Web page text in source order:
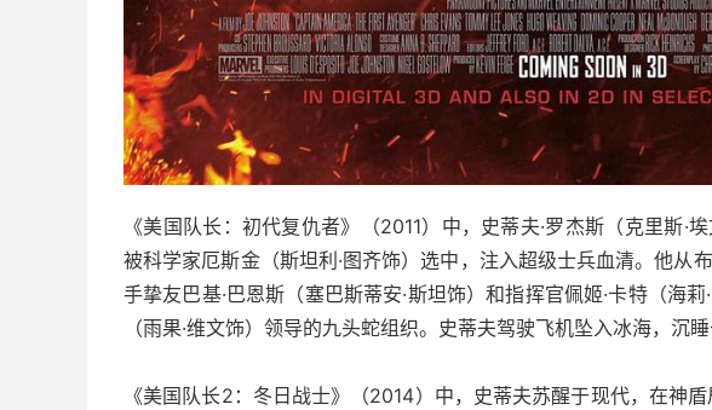
《美国队长：初代复仇者》（2011）中，史蒂夫·罗杰斯（克里斯·
被科学家厄斯金（斯坦利·图齐饰）选中，注入超级士兵血清。他从
手挚友巴基·巴恩斯（塞巴斯蒂安·斯坦饰）和指挥官佩姬·卡特（海
（雨果·维文饰）领导的九头蛇组织。史蒂夫驾驶飞机坠入冰海，沉睡
《美国队长2：冬日战士》（2014）中，史蒂夫苏醒于现代，在神